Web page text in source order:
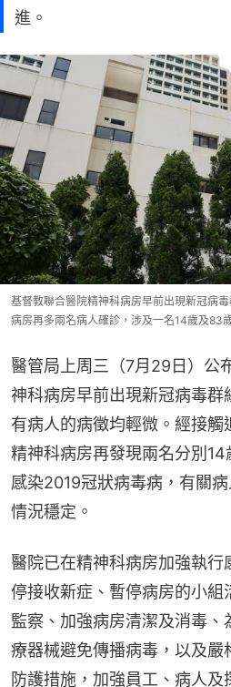
進。
基督教聯合醫院精神科病房早前出現新冠病
病房再多兩名病人確診，涉及一名14歲及83
醫管局上周三（7月29日）公
神科病房早前出現新冠病毒群
有病人的病徵均輕微。經接
精神科病房再發現兩名分別
感染2019冠狀病毒病，有關
情況穩定。
醫院已在精神科病房加強執行
停接收新症、暫停病房的小組
監察、加強病房清潔及消毒、
療器械避免傳播病毒，以及嚴
防護措施，加強員工、病人及